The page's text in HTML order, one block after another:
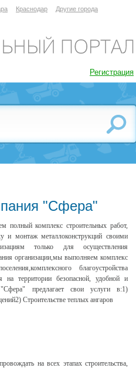
Краснодар Другие города
Регистрация
"Сфера"
полный комплекс строительных работ,
и монтаж металлоконструкций своими
только для осуществления
организации,мы выполняем комплекс
благоустройства
на территории безопасной, удобной и
"Сфера" предлагает свои услуги в:1)
Строительстве теплых ангаров
на всех этапах строительства,